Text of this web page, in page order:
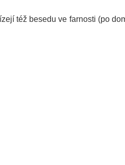
též besedu ve farnosti (po